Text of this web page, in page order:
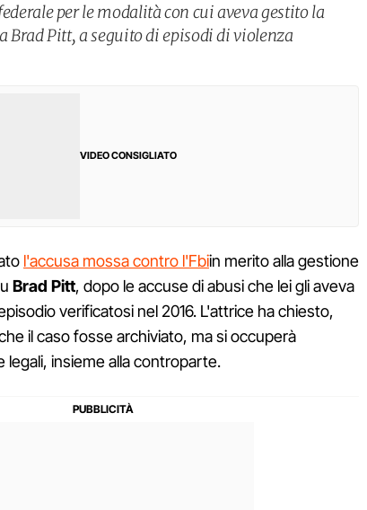
per le modalità con cui aveva gestito la
Brad Pitt, a seguito di episodi di violenza
VIDEO CONSIGLIATO
l'accusa mossa contro l'Fbiin merito alla gestione
Brad Pitt, dopo le accuse di abusi che lei gli aveva
verificatosi nel 2016. L'attrice ha chiesto,
il caso fosse archiviato, ma si occuperà
legali, insieme alla controparte.